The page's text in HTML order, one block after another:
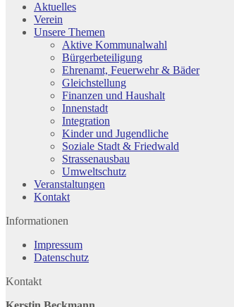
Aktuelles
Verein
Unsere Themen
Aktive Kommunalwahl
Bürgerbeteiligung
Ehrenamt, Feuerwehr & Bäder
Gleichstellung
Finanzen und Haushalt
Innenstadt
Integration
Kinder und Jugendliche
Soziale Stadt & Friedwald
Strassenausbau
Umweltschutz
Veranstaltungen
Kontakt
Informationen
Impressum
Datenschutz
Kontakt